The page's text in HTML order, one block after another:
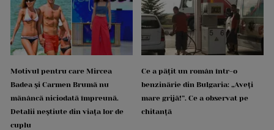
Motivul pentru care Mircea
Badea și Carmen Brumă nu
mănâncă niciodată împreună.
Detalii neștiute din viața lor de
cuplu
Ce a pățit un român într-o
benzinărie din Bulgaria: „Aveți
mare grijă!”. Ce a observat pe
chitanță